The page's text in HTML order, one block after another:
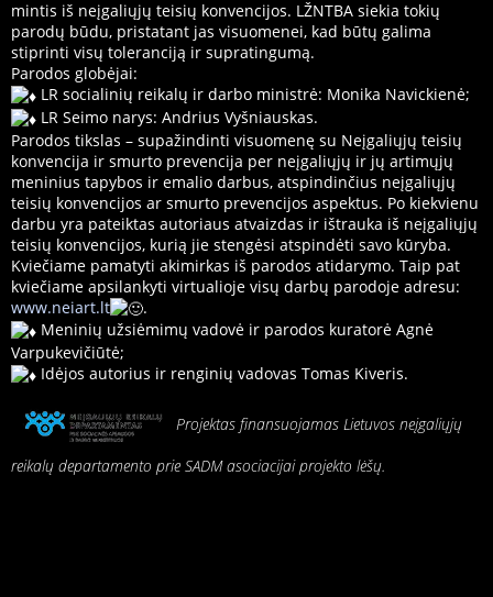
mintis iš neįgaliųjų teisių konvencijos. LŽNTBA siekia tokių
parodų būdu, pristatant jas visuomenei, kad būtų galima
stiprinti visų toleranciją ir supratingumą.
Parodos globėjai:
LR socialinių reikalų ir darbo ministrė: Monika Navickienė;
LR Seimo narys: Andrius Vyšniauskas.
Parodos tikslas – supažindinti visuomenę su Neįgaliųjų teisių
konvencija ir smurto prevencija per neįgaliųjų ir jų artimųjų
meninius tapybos ir emalio darbus, atspindinčius neįgaliųjų
teisių konvencijos ar smurto prevencijos aspektus. Po kiekvienu
darbu yra pateiktas autoriaus atvaizdas ir ištrauka iš neįgaliųjų
teisių konvencijos, kurią jie stengėsi atspindėti savo kūryba.
Kviečiame pamatyti akimirkas iš parodos atidarymo. Taip pat
kviečiame apsilankyti virtualioje visų darbų parodoje adresu:
www.neiart.lt
.
Meninių užsiėmimų vadovė ir parodos kuratorė Agnė
Varpukevičiūtė;
Idėjos autorius ir renginių vadovas Tomas Kiveris.
Projektas finansuojamas Lietuvos neįgaliųjų
reikalų departamento prie SADM asociacijai projekto lėšų.